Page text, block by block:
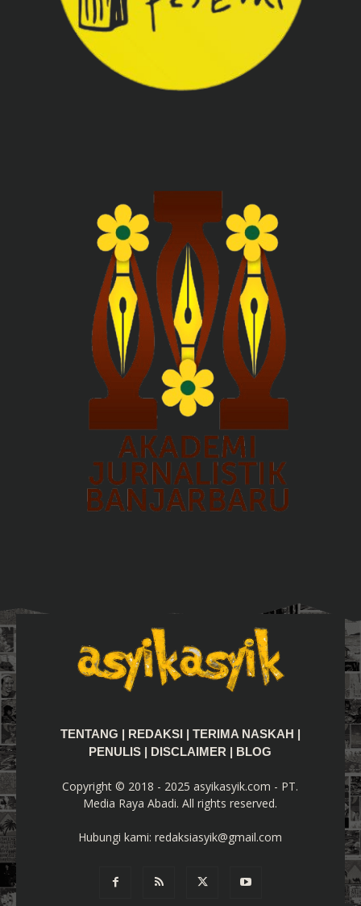
TENTANG REDAKSI TERIMA NASKAH
PENULIS
DISCLAIMER BLOG
Copyright © 2018 - 2025 asyikasyik.com - PT.
Media Raya Abadi. All rights reserved.
Hubungi kami:redaksiasyik@gmail.com